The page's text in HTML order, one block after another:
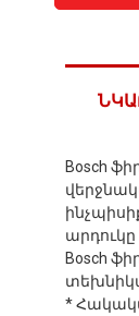
Bosch
Bosch
*